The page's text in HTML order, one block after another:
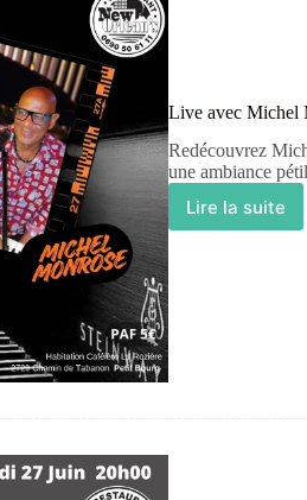
Live avec Michel
Redécouvrez
une ambiance
Lire la suite